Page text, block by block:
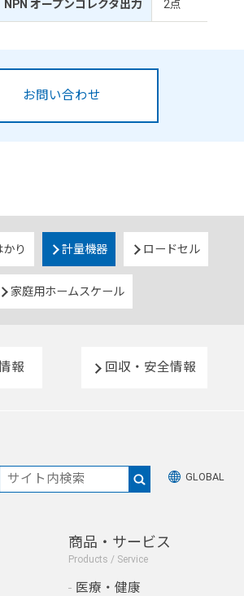
NPN オープンコレクタ出力 2点
お問い合わせ
り 計量機器 ロードセル
家庭用ホームスケール
報 回収・安全情報
GLOBAL
商品・サービス
Products / Service
医療・健康